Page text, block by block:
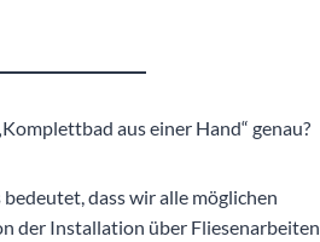
aus einer Hand“ genau?
bedeutet, dass wir alle möglichen
der Installation über Fliesenarbeiten